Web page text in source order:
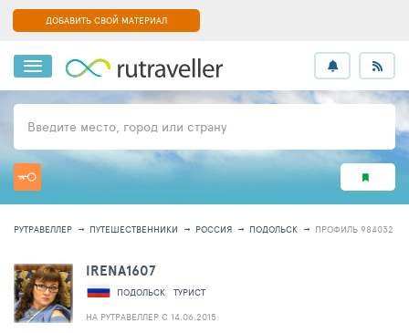
ДОБАВИТЬ СВОЙ МАТЕРИАЛ
Введите место, город или страну
РУТРАВЕЛЛЕР ПУТЕШЕСТВЕННИКИ РОССИЯ ПОДОЛЬСК ПРОФИЛЬ 984032
IRENA1607
ПОДОЛЬСК
ТУРИСТ
НА РУТРАВЕЛЛЕР C 14.06.2015